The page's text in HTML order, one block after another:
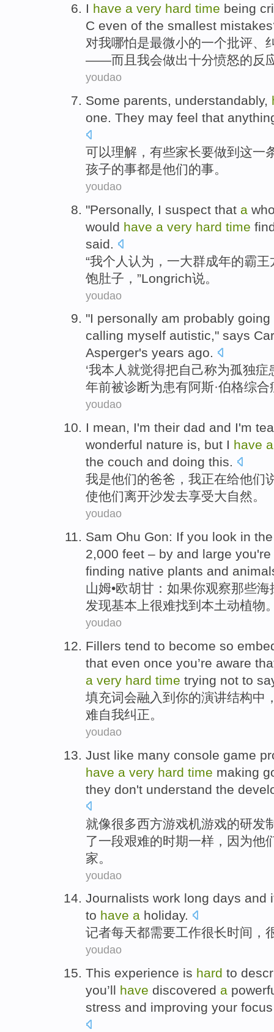
I have a very hard time being
C even of the smallest
对我哪怕是最微小的一个批评、
——而且 我会做出十分愤怒的反
youdao
Some parents, understandably,
one. They may feel that
可以理解 ， 有些家长要做到 这一
孩子的事都是他们的事。
youdao
"Personally, I suspect that a
would have a very hard time
said
“我个人 认为 ， 一大群成年的霸王
饱肚子，”Longrich说。
youdao
"I personally am probably
calling myself autistic," says
Asperger's years ago.
‘我本人 就觉得把自己称为孤独症
年前被诊断为患有阿斯·伯格综合
youdao
I mean, I'm their dad and I'm
wonderful nature is, but I have
the couch and doing this.
我是他们的爸爸 ，我正在给他们
使他们离开沙发去享受大自然。
youdao
Sam Ohu Gon: If you look in the
2,000 feet – by and large you
finding native plants and
山姆•欧胡甘 ： 如果你观察那些海
发现基本上很难找到 本土动植物
youdao
Fillers tend to become so
that even once you’re aware
a very hard time trying not to
填充词会融入到 你的演讲结构中
难自我纠正。
youdao
Just like many console game
have a very hard time making
they don't understand the
就像很多西方游戏机游戏的研发
了一段艰难的时期一样， 因为他
家。
youdao
Journalists work long days and
to have a holiday.
记者每天都需要工作很长时间，
youdao
This experience is hard to
you’ll have discovered a
stress and improving your focus